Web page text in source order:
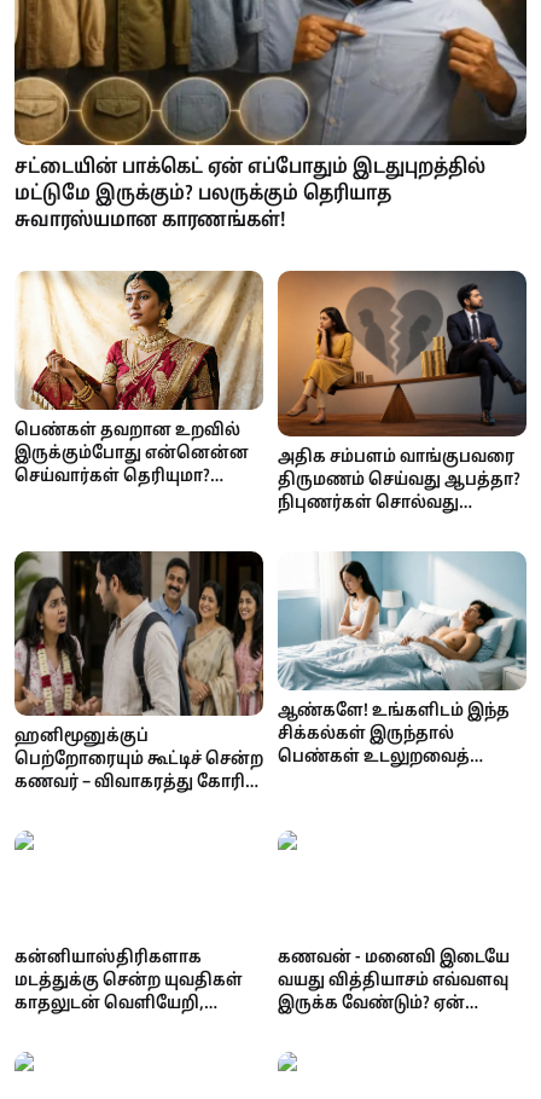
சட்டையின் பாக்கெட் ஏன் எப்போதும் இடதுபுறத்தில்
மட்டுமே இருக்கும்? பலருக்கும் தெரியாத
சுவாரஸ்யமான காரணங்கள்!
பெண்கள் தவறான உறவில்
இருக்கும்போது என்னென்ன
செய்வார்கள் தெரியுமா?
அதிக சம்பளம் வாங்குபவரை
திருமணம் செய்வது ஆபத்தா?
நிபுணர்கள் சொல்வது
ஹனிமூனுக்குப்
பெற்றோரையும் கூட்டிச் சென்ற
கணவர் – விவாகரத்து கோரி
என்ன நடந்தது?
ஆண்களே! உங்களிடம் இந்த
சிக்கல்கள் இருந்தால்
பெண்கள் உடலுறவைத்
கன்னியாஸ்திரிகளாக
மடத்துக்கு சென்ற யுவதிகள்
காதலுடன் வெளியேறி,
கணவன் - மனைவி இடையே
வயது வித்தியாசம் எவ்வளவு
இருக்க வேண்டும்? ஏன்